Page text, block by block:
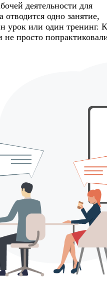
деятельности для
одно занятие,
урок или один тренинг.
не просто